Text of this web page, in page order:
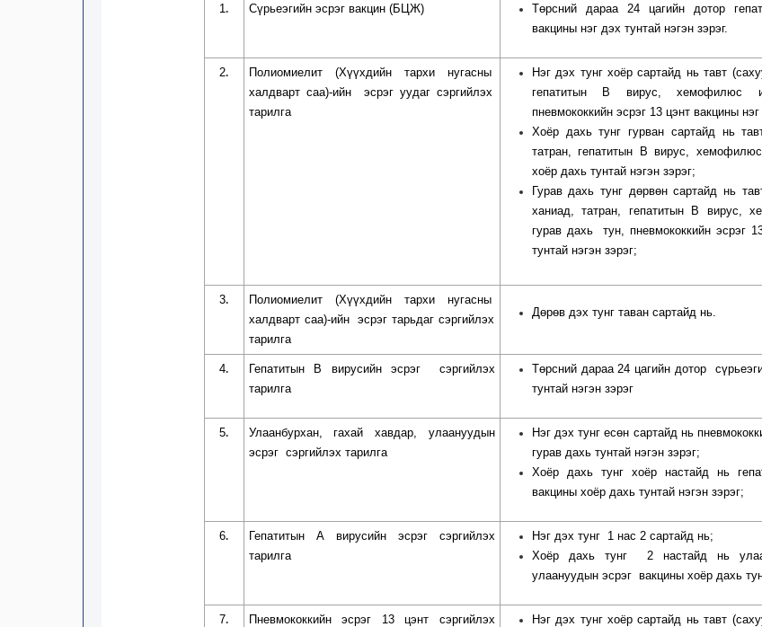
1. Сүрьеэгийн эсрэг вакцин (БЦЖ)
Төрсний дараа 24 цагийн дотор
вакцины нэг дэх тунтай нэгэн зэрэг.
2.
Полиомиелит (Хүүхдийн тархи нугасны
халдварт саа)-ийн
эсрэг уудаг сэргийлэх
тарилга
Нэг дэх тунг хоёр сартайд нь тавт
гепатитын В вирус, хемофилюс
пневмококкийн эсрэг 13 цэнт вакцины
Хоёр дахь тунг гурван сартайд нь
татран, гепатитын В вирус,
хоёр дахь тунтай нэгэн зэрэг;
Гурав дахь тунг дөрвөн сартайд нь
ханиад, татран, гепатитын В вирус,
гурав дахь
тун, пневмококкийн эсрэг
тунтай нэгэн зэрэг;
3.
Полиомиелит (Хүүхдийн тархи нугасны
халдварт саа)-ийн
эсрэг тарьдаг сэргийлэх
тарилга
Дөрөв дэх тунг таван сартайд нь.
4. Гепатитын В вирусийн эсрэг
сэргийлэх
тарилга
Төрсний дараа 24 цагийн дотор
тунтай нэгэн зэрэг
5.
Улаанбурхан, гахай хавдар, улаануудын
эсрэг сэргийлэх тарилга
Нэг дэх тунг есөн сартайд нь
гурав дахь тунтай нэгэн зэрэг;
Хоёр дахь тунг хоёр настайд нь
вакцины хоёр дахь тунтай нэгэн зэрэг;
6. Гепатитын
А вирусийн эсрэг сэргийлэх
тарилга
Нэг дэх тунг
1 нас 2 сартайд нь;
Хоёр дахь тунг
2 настайд нь
улаануудын эсрэг вакцины хоёр дахь
7.
Пневмококкийн эсрэг 13 цэнт сэргийлэх
Нэг дэх тунг хоёр сартайд нь тавт